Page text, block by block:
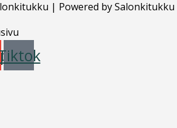
| Powered by Salonkitukku